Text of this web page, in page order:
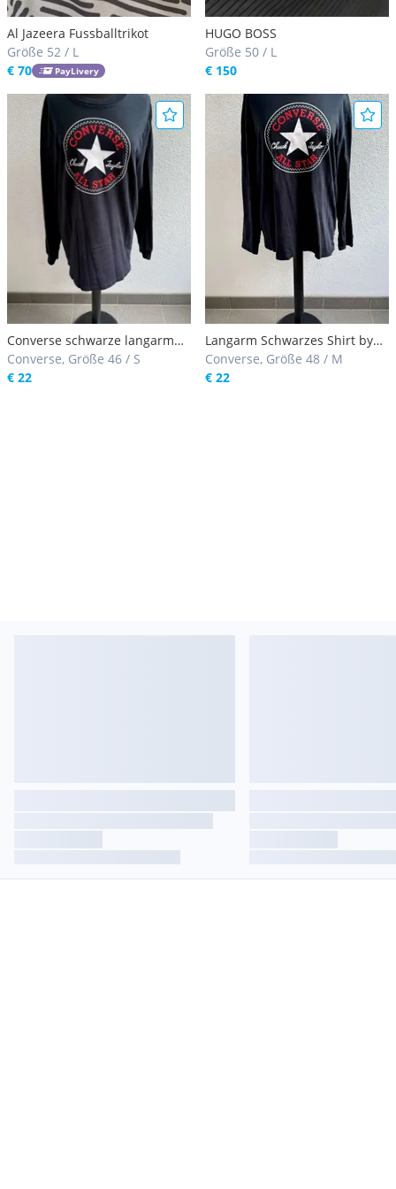
Al Jazeera Fussballtrikot
Größe 52 / L
€ 70
PayLivery
HUGO BOSS
Größe 50 / L
€ 150
Converse schwarze langarm
Shirt M
Converse, Größe 46 / S
€ 22
Langarm Schwarzes Shirt by
Converse M
Converse, Größe 48 / M
€ 22